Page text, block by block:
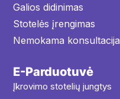
Galios didinimas
Stotelės įrengimas
Nemokama konsultacija
E-Parduotuvė
Įkrovimo stotelių jungtys